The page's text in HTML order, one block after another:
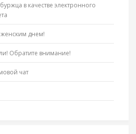
в качестве электронного
днем!
Обратите внимание!
чат